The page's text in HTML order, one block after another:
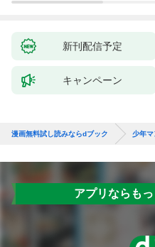
新刊配信予定
キャンペーン
漫画無料試し読みならdブック 少年マ
アプリならも